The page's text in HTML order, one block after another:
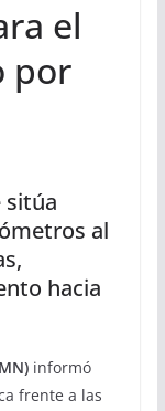
el
por
sitúa
al
hacia
informó
frente a las